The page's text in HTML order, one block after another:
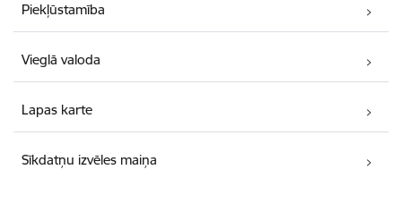
Piekļūstamība
Vieglā valoda
Lapas karte
Sīkdatņu izvēles maiņa